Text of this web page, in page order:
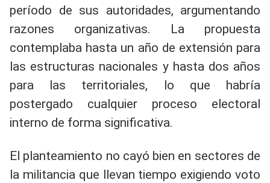
período de sus autoridades, argumentando
razones organizativas. La propuesta
contemplaba hasta un año de extensión para
las estructuras nacionales y hasta dos años
para las territoriales, lo que habría
postergado cualquier proceso electoral
interno de forma significativa.
El planteamiento no cayó bien en sectores de
la militancia que llevan tiempo exigiendo voto